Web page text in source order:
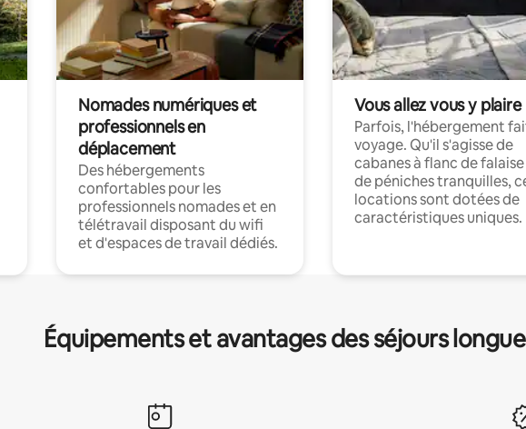
Nomades numériques et
professionnels en
déplacement
Des hébergements
confortables pour les
professionnels nomades et en
télétravail disposant du wifi
et d'espaces de travail dédiés.
Vous allez vous y plaire
Parfois, l'hébergement
voyage. Qu'il s'agisse de
cabanes à flanc de
de péniches tranquilles,
locations sont dotées de
caractéristiques uniques.
Équipements et avantages des séjours